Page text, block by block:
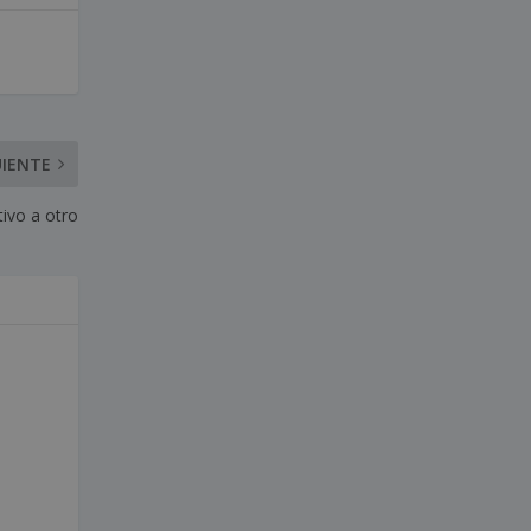
a otro